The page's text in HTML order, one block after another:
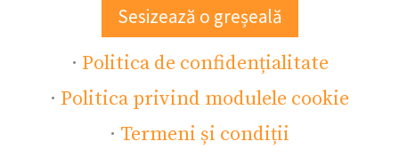
Sesizează o greșeală
· Politica de confidențialitate
· Politica privind modulele cookie
· Termeni și condiții